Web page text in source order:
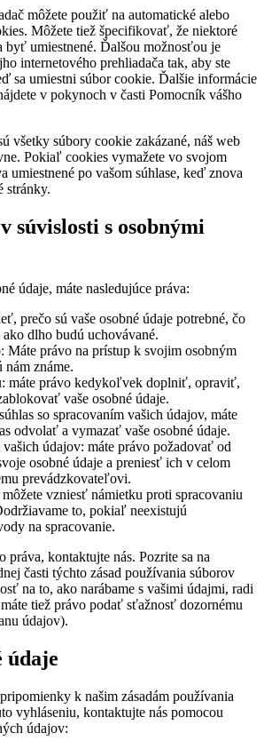
môžete použiť na automatické alebo
Môžete tiež špecifikovať, že niektoré
byť umiestnené. Ďalšou možnosťou je
internetového prehliadača tak, aby ste
sa umiestni súbor cookie. Ďalšie informácie
v pokynoch v časti Pomocník vášho
všetky súbory cookie zakázané, náš web
Pokiaľ cookies vymažete vo svojom
umiestnené po vašom súhlase, keď znova
stránky.
súvislosti s osobnými
údaje, máte nasledujúce práva:
prečo sú vaše osobné údaje potrebné, čo
ako dlho budú uchovávané.
Máte právo na prístup k svojim osobným
nám známe.
máte právo kedykoľvek doplniť, opraviť,
vaše osobné údaje.
so spracovaním vašich údajov, máte
odvolať a vymazať vaše osobné údaje.
vašich údajov: máte právo požadovať od
osobné údaje a preniesť ich v celom
prevádzkovateľovi.
vzniesť námietku proti spracovaniu
to, pokiaľ neexistujú
na spracovanie.
kontaktujte nás. Pozrite sa na
časti týchto zásad používania súborov
na to, ako narábame s vašimi údajmi, radi
tiež právo podať sťažnosť dozornému
údajov).
údaje
k našim zásadám používania
vyhláseniu, kontaktujte nás pomocou
údajov: